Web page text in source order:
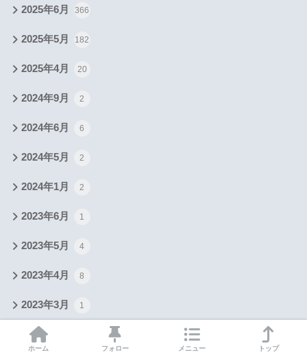
2025年6月 366
2025年5月 182
2025年4月 20
2024年9月 2
2024年6月 6
2024年5月 2
2024年1月 2
2023年6月 1
2023年5月 4
2023年4月 8
2023年3月 1
2023年2月
ホーム フォロー メニュー トップ